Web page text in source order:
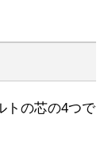
トの芯の4つで